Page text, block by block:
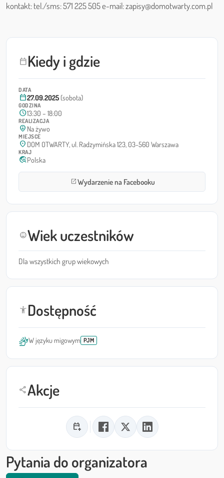
calendar_todayKiedy i gdzie
DATA
calendar_today27.09.2025 (sobota)
GODZINA
schedule13:30 – 18:00
REALIZACJA
person_pin_circle Na żywo
MIEJSCE
location_on DOM OTWARTY, ul. Radzymińska 123, 03-560 Warszawa
KRAJ
travel_explorePolska
open_in_newWydarzenie na Facebooku
child_careWiek uczestników
Dla wszystkich grup wiekowych
accessibility_newDostępność
sign_languageW języku migowym PJM
shareAkcje
calendar_add_on
kontakt: tel./sms: 571 225 505 e-mail: zapisy@domotwarty.com.pl
Pytania do organizatora